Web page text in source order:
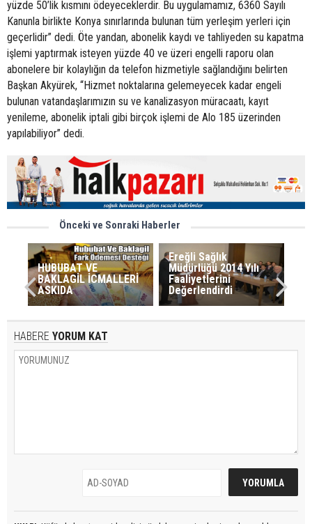
yüzde 50’lik kısmını ödeyeceklerdir. Bu uygulamamız, 6360 Sayılı
Kanunla birlikte Konya sınırlarında bulunan tüm yerleşim yerleri için
geçerlidir” dedi. Öte yandan, abonelik kaydı ve tahliyeden su kapatma
işlemi yaptırmak isteyen yüzde 40 ve üzeri engelli raporu olan
abonelere bir kolaylığın da telefon hizmetiyle sağlandığını belirten
Başkan Akyürek, “Hizmet noktalarına gelemeyecek kadar engeli
bulunan vatandaşlarımızın su ve kanalizasyon müracaatı, kayıt
yenileme, abonelik iptali gibi birçok işlemi de Alo 185 üzerinden
yapılabiliyor” dedi.
Önceki ve Sonraki Haberler
HUBUBAT VE
BAKLAGİL İCMALLERİ
ASKIDA
Ereğli Sağlık
Müdürlüğü 2014 Yılı
Faaliyetlerini
Değerlendirdi
HABERE YORUM KAT